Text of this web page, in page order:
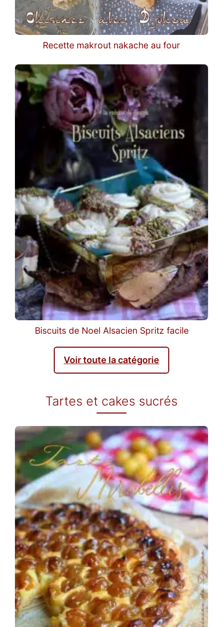
Recette makrout nakache au four
Biscuits de Noel Alsacien Spritz facile
Voir toute la catégorie
Tartes et cakes sucrés